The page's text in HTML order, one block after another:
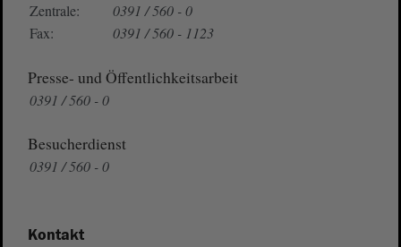
Zentrale:
0391 / 560 - 0
Fax:
0391 / 560 - 1123
Presse- und Öffentlichkeitsarbeit
0391 / 560 - 0
Besucherdienst
0391 / 560 - 0
Kontakt